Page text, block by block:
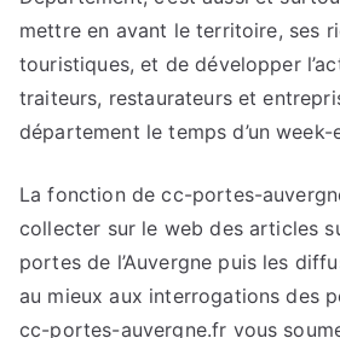
mettre en avant le territoire, ses
touristiques, et de développer
traiteurs, restaurateurs et
département le temps d’un week-
La fonction de cc-portes-
collecter sur le web des articles
portes de l’Auvergne puis les
au mieux aux interrogations des
cc-portes-auvergne.fr vous